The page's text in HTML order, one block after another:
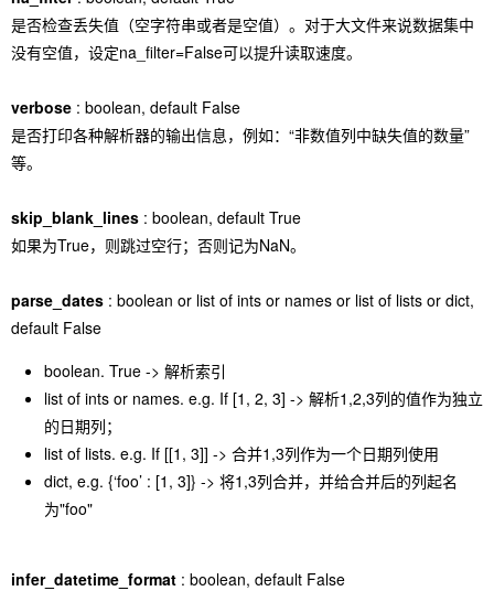
是否检查丢失值（空字符串或者是空值）。对于大文件来说数据集中
没有空值，设定na_filter=False可以提升读取速度。
verbose : boolean, default False
是否打印各种解析器的输出信息，例如：“非数值列中缺失值的数量”
等。
skip_blank_lines : boolean, default True
如果为True，则跳过空行；否则记为NaN。
parse_dates : boolean or list of ints or names or list of lists or dict,
default False
boolean. True -> 解析索引
list of ints or names. e.g. If [1, 2, 3] -> 解析1,2,3列的值作为独立
的日期列；
list of lists. e.g. If [[1, 3]] -> 合并1,3列作为一个日期列使用
dict, e.g. {‘foo’ : [1, 3]} -> 将1,3列合并，并给合并后的列起名
为"foo"
infer_datetime_format : boolean, default False